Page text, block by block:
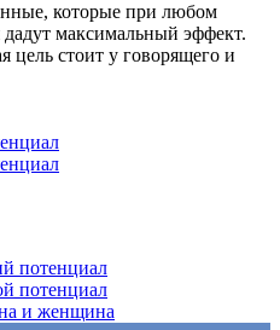
которые при любом
дадут максимальный эффект.
цель стоит у говорящего и
потенциал
потенциал
и женщина